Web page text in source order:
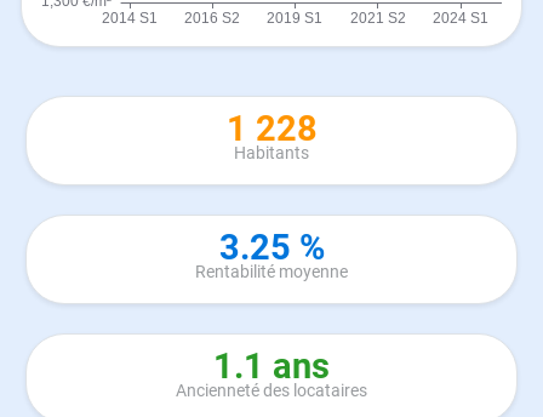
1 228
Habitants
3.25 %
Rentabilité moyenne
1.1 ans
Ancienneté des locataires